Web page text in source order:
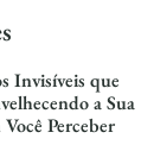
Invisíveis que
a Sua
Você Perceber